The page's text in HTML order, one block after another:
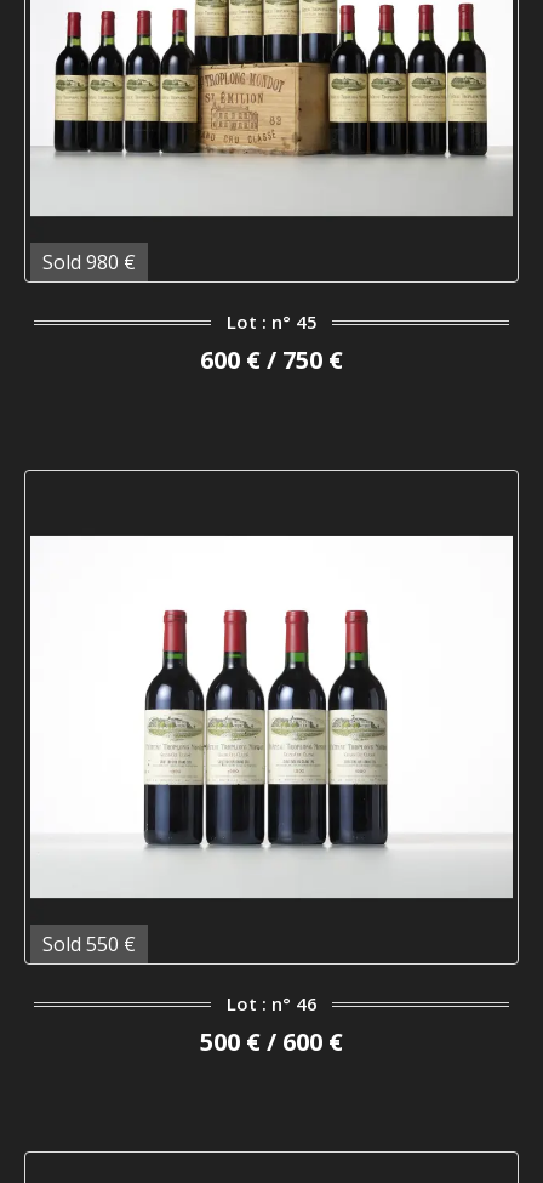
Sold 980 €
Lot : n° 45
600 € / 750 €
Sold 550 €
Lot : n° 46
500 € / 600 €